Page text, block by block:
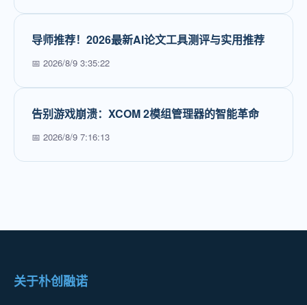
导师推荐！2026最新AI论文工具测评与实用推荐
📅 2026/8/9 3:35:22
告别游戏崩溃：XCOM 2模组管理器的智能革命
📅 2026/8/9 7:16:13
关于朴创融诺